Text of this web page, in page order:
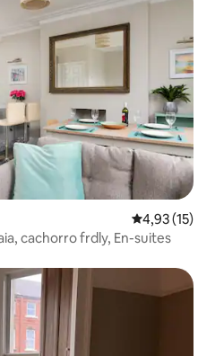
4,93 de uma
4,93 (15)
cachorro frdly, En-suites